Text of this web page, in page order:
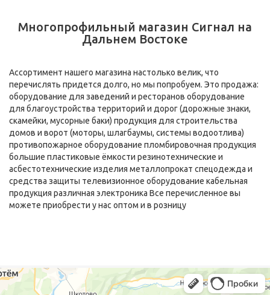
Многопрофильный магазин Сигнал на
Дальнем Востоке
Ассортимент нашего магазина настолько велик, что
перечислять придется долго, но мы попробуем. Это продажа:
оборудование для заведений и ресторанов оборудование
для благоустройства территорий и дорог (дорожные знаки,
скамейки, мусорные баки) продукция для строительства
домов и ворот (моторы, шлагбаумы, системы водоотлива)
противопожарное оборудование пломбировочная продукция
большие пластиковые ёмкости резинотехнические и
асбестотехнические изделия металлопрокат спецодежда и
средства защиты телевизионное оборудование кабельная
продукция различная электроника Все перечисленное вы
можете приобрести у нас оптом и в розницу